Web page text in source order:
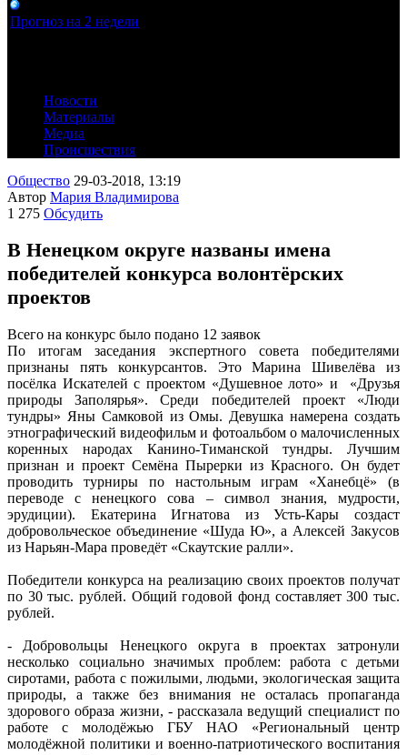
Прогноз на 2 недели
Новости
Материалы
Медиа
Происшествия
Общество 29-03-2018, 13:19
Автор Мария Владимирова
1 275 Обсудить
В Ненецком округе названы имена
победителей конкурса волонтёрских
проектов
Всего на конкурс было подано 12 заявок
По итогам заседания экспертного совета победителями
признаны пять конкурсантов. Это Марина Шивелёва из
посёлка Искателей с проектом «Душевное лото» и «Друзья
природы Заполярья». Среди победителей проект «Люди
тундры» Яны Самковой из Омы. Девушка намерена создать
этнографический видеофильм и фотоальбом о малочисленных
коренных народах Канино-Тиманской тундры. Лучшим
признан и проект Семёна Пырерки из Красного. Он будет
проводить турниры по настольным играм «Ханебцё» (в
переводе с ненецкого сова – символ знания, мудрости,
эрудиции). Екатерина Игнатова из Усть-Кары создаст
добровольческое объединение «Шуда Ю», а Алексей Закусов
из Нарьян-Мара проведёт «Скаутские ралли».
Победители конкурса на реализацию своих проектов получат
по 30 тыс. рублей. Общий годовой фонд составляет 300 тыс.
рублей.
- Добровольцы Ненецкого округа в проектах затронули
несколько социально значимых проблем: работа с детьми
сиротами, работа с пожилыми, людьми, экологическая защита
природы, а также без внимания не осталась пропаганда
здорового образа жизни, - рассказала ведущий специалист по
работе с молодёжью ГБУ НАО «Региональный центр
молодёжной политики и военно-патриотического воспитания